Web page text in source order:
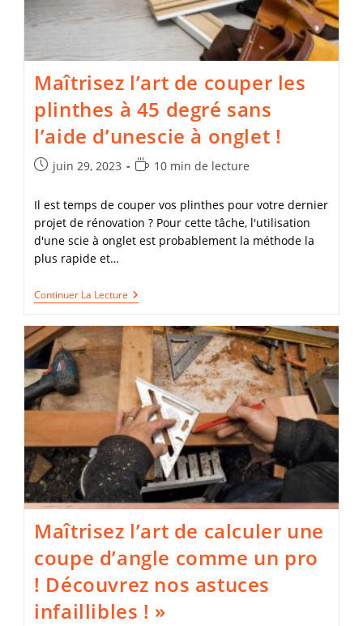
Maîtrisez l’art de couper les
plinthes à 45 degré sans
l’aide d’unescie à onglet !
Publication
juin 29, 2023
Temps10 min de lecture
Il est temps de couper vos plinthes pour votre dernier
projet de rénovation ? Pour cette tâche, l'utilisation
d'une scie à onglet est probablement la méthode la
plus rapide et…
Continuer La Lecture Maîtrisez
L’art
Couper
Les
Plinthes
45
Degré
Sans
L’aide
D’unescie
À
Onglet
!
Maîtrisez l’art de calculer une
coupe d’angle comme un pro
! Découvrez nos astuces
infaillibles ! »